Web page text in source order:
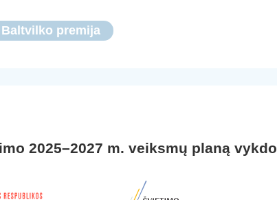
premija
2025–2027 m. veiksmų planą vykdo